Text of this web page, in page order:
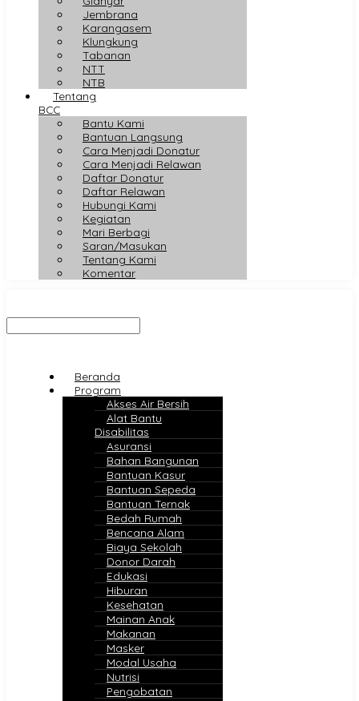
Jembrana
Karangasem
Klungkung
Tabanan
NTT
NTB
Tentang
BCC
Bantu Kami
Bantuan Langsung
Cara Menjadi Donatur
Cara Menjadi Relawan
Daftar Donatur
Daftar Relawan
Hubungi Kami
Kegiatan
Mari Berbagi
Saran/Masukan
Tentang Kami
Komentar
Beranda
Program
Akses Air Bersih
Alat Bantu
Disabilitas
Asuransi
Bahan Bangunan
Bantuan Kasur
Bantuan Sepeda
Bantuan Ternak
Bedah Rumah
Bencana Alam
Biaya Sekolah
Donor Darah
Edukasi
Hiburan
Kesehatan
Mainan Anak
Makanan
Masker
Modal Usaha
Nutrisi
Pengobatan